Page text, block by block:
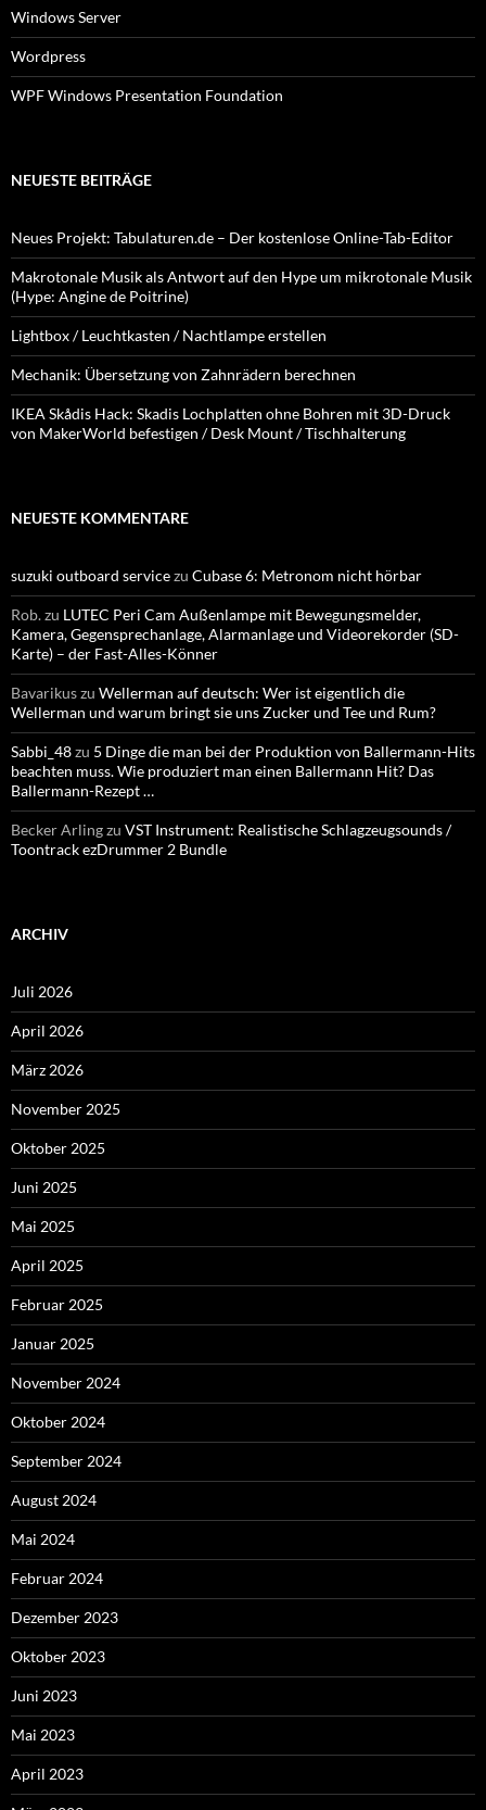
Windows Server
Wordpress
WPF Windows Presentation Foundation
NEUESTE BEITRÄGE
Neues Projekt: Tabulaturen.de – Der kostenlose Online-Tab-Editor
Makrotonale Musik als Antwort auf den Hype um mikrotonale Musik
(Hype: Angine de Poitrine)
Lightbox / Leuchtkasten / Nachtlampe erstellen
Mechanik: Übersetzung von Zahnrädern berechnen
IKEA Skådis Hack: Skadis Lochplatten ohne Bohren mit 3D-Druck
von MakerWorld befestigen / Desk Mount / Tischhalterung
NEUESTE KOMMENTARE
suzuki outboard servicezu Cubase 6: Metronom nicht hörbar
Rob.zu LUTEC Peri Cam Außenlampe mit Bewegungsmelder,
Kamera, Gegensprechanlage, Alarmanlage und Videorekorder (SD-
Karte) – der Fast-Alles-Könner
Bavarikuszu Wellerman auf deutsch: Wer ist eigentlich die
Wellerman und warum bringt sie uns Zucker und Tee und Rum?
Sabbi_48zu 5 Dinge die man bei der Produktion von Ballermann-Hits
beachten muss. Wie produziert man einen Ballermann Hit? Das
Ballermann-Rezept …
Becker Arlingzu VST Instrument: Realistische Schlagzeugsounds /
Toontrack ezDrummer 2 Bundle
ARCHIV
Juli 2026
April 2026
März 2026
November 2025
Oktober 2025
Juni 2025
Mai 2025
April 2025
Februar 2025
Januar 2025
November 2024
Oktober 2024
September 2024
August 2024
Mai 2024
Februar 2024
Dezember 2023
Oktober 2023
Juni 2023
Mai 2023
April 2023